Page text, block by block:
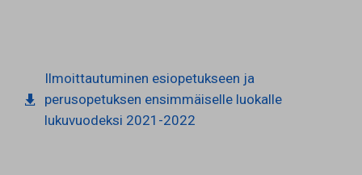
Ilmoittautuminen esiopetukseen ja
perusopetuksen ensimmäiselle luokalle
lukuvuodeksi 2021-2022